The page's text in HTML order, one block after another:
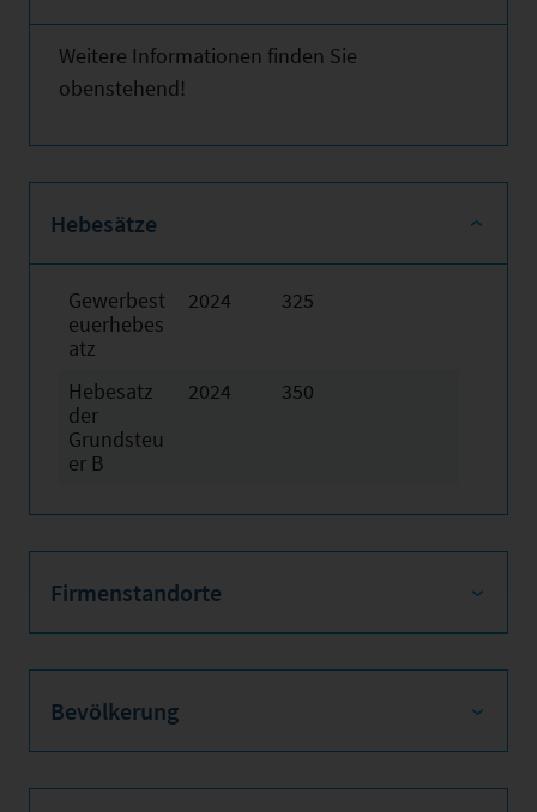
Weitere Informationen finden Sie
obenstehend!
Hebesätze
Gewerbest
euerhebes
atz
2024 325
Hebesatz
der
Grundsteu
er B
2024 350
Firmenstandorte
Bevölkerung